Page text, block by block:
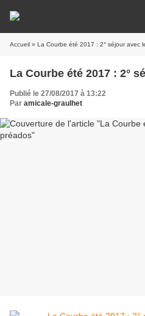
Accueil » La Courbe été 2017 : 2° séjour avec
La
Publié le 27/08/2017 à 13:22
Par amicale-graulhet